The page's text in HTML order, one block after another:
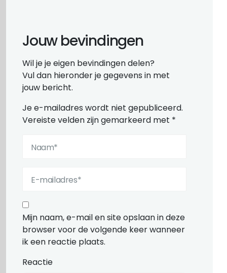
Jouw bevindingen
Wil je je eigen bevindingen delen?
Vul dan hieronder je gegevens in met
jouw bericht.
Je e-mailadres wordt niet gepubliceerd.
Vereiste velden zijn gemarkeerd met *
Mijn naam, e-mail en site opslaan in deze
browser voor de volgende keer wanneer
ik een reactie plaats.
Reactie